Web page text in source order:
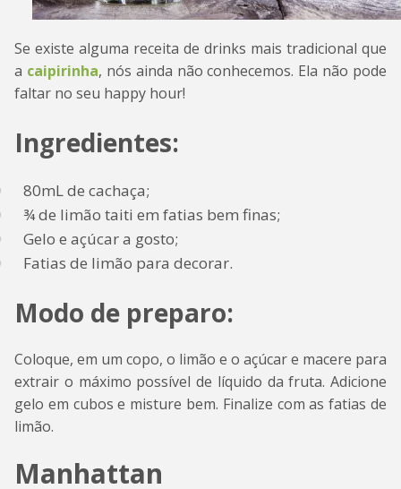
Se existe alguma receita de drinks mais tradicional que
a caipirinha, nós ainda não conhecemos. Ela não pode
faltar no seu happy hour!
Ingredientes:
80mL de cachaça;
¾ de limão taiti em fatias bem finas;
Gelo e açúcar a gosto;
Fatias de limão para decorar.
Modo de preparo:
Coloque, em um copo, o limão e o açúcar e macere para
extrair o máximo possível de líquido da fruta. Adicione
gelo em cubos e misture bem. Finalize com as fatias de
limão.
Manhattan